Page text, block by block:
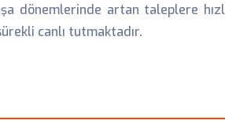
dönemlerinde artan taleplere
canlı tutmaktadır.